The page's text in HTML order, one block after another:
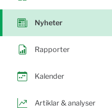
Nyheter
Rapporter
Kalender
Artiklar & analyser